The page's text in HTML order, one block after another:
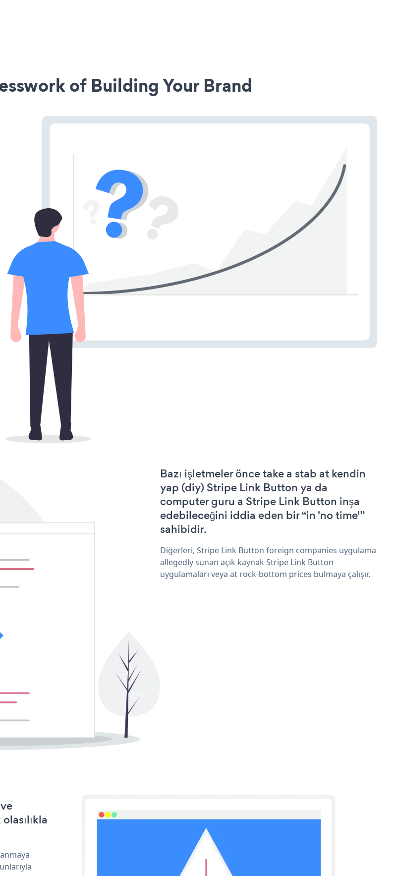
of Building Your Brand
Bazı işletmeler önce take a stab at kendin
yap (diy) Stripe Link Button ya da
computer guru a Stripe Link Button inşa
edebileceğini iddia eden bir “in 'no time'”
sahibidir.
Diğerleri, Stripe Link Button foreign companies uygulama
allegedly sunan açık kaynak Stripe Link Button
uygulamaları veya at rock-bottom prices bulmaya çalışır.